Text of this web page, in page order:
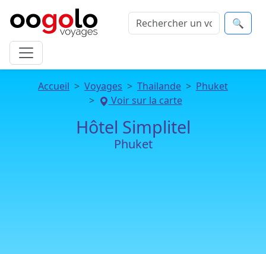
🔍
Accueil Voyages Thailande
Phuket
Voir sur la carte
Hôtel Simplitel
Phuket